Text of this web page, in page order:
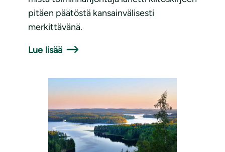
pitäen päätöstä kansainvälisesti
merkittävänä.
Lue lisää